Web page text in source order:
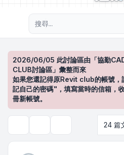
2026/06/05 此討論區由「協勤
CLUB討論區」彙整而來
如果您還記得原Revit club的帳號
記自己的密碼"，填寫當時的信箱，
冊新帳號。
24 篇